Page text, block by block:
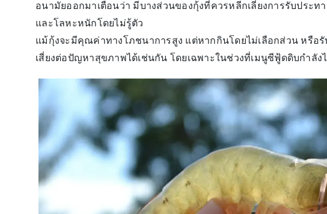
อนามัยออกมาเตือนว่า มีบางส่วนของกุ้งที่ควรหลีกเลี่ยงการรับประท
และโลหะหนักโดยไม่รู้ตัว
แม้กุ้งจะมีคุณค่าทางโภชนาการสูง แต่หากกินโดยไม่เลือกส่วน หรือ
เสี่ยงต่อปัญหาสุขภาพได้เช่นกัน โดยเฉพาะในช่วงที่เมนูซีฟู้ดดิบกำลัง